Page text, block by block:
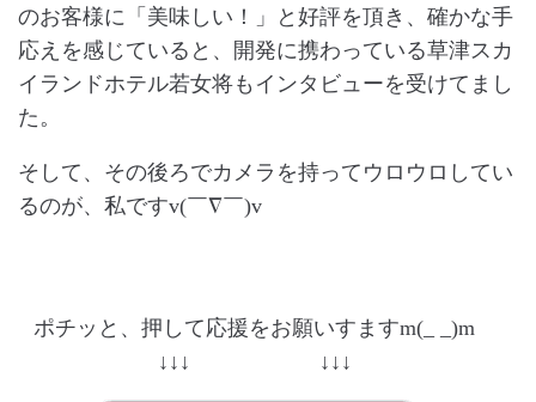
のお客様に「美味しい！」と好評を頂き、確かな手
応えを感じていると、開発に携わっている草津スカ
イランドホテル若女将もインタビューを受けてまし
た。
そして、その後ろでカメラを持ってウロウロしてい
るのが、私ですv(￣∇￣)v
ポチッと、押して応援をお願いすますm(_ _)m
↓↓↓ ↓↓↓